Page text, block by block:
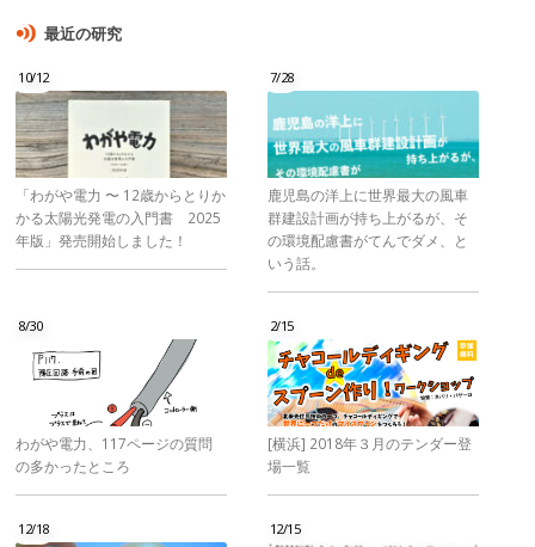
最近の研究
10/12
「わがや電力 〜 12歳からとりか
かる太陽光発電の入門書 2025
年版」発売開始しました！
7/28
鹿児島の洋上に世界最大の風車
群建設計画が持ち上がるが、そ
の環境配慮書がてんでダメ、と
いう話。
8/30
わがや電力、117ページの質問
の多かったところ
2/15
[横浜] 2018年３月のテンダー登
場一覧
12/18 12/15